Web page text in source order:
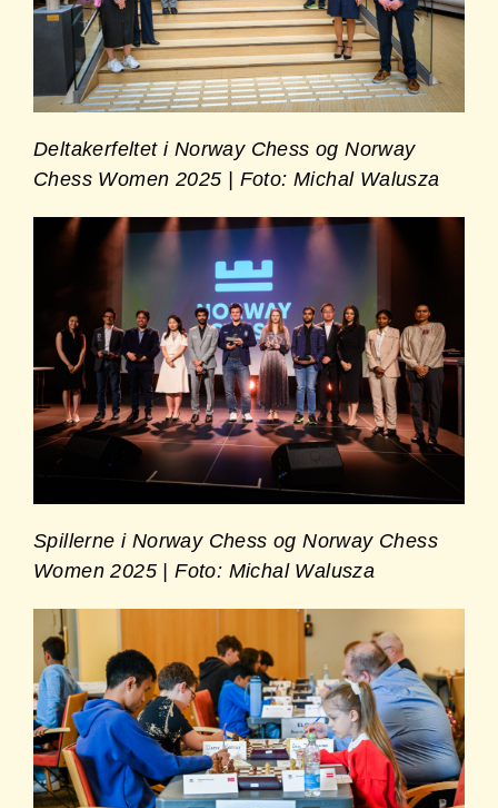
Deltakerfeltet i Norway Chess og Norway
Chess Women 2025 | Foto: Michal Walusza
Spillerne i Norway Chess og Norway Chess
Women 2025 | Foto: Michal Walusza